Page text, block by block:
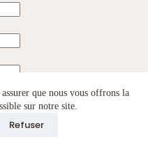
que nous vous offrons la
sur notre site.
Refuser